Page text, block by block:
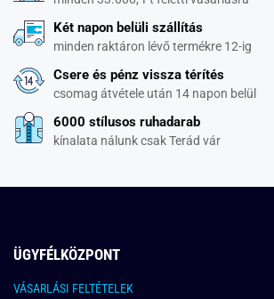
Két napon belüli szállítás
minden raktáron lévő termékre 12-ig
Csere és pénz vissza térítés
csomag átvétele után 14 napon belül
6000 stílusos ruhadarab
kínalata nálunk csak Terád vár
ÜGYFÉLKÖZPONT
VÁSARLÁSI FELTÉTELEK